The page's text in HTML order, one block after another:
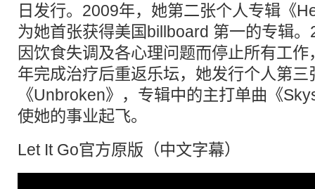
日发行。2009年，她第二张个人专辑《
为她首张获得美国billboard 第一的专辑
因饮食失调及各心理问题而停止所有工
年完成治疗后重返乐坛，她发行个人第三
《Unbroken》，专辑中的主打单曲《
使她的事业起飞。
Let It Go官方原版（中文字幕）